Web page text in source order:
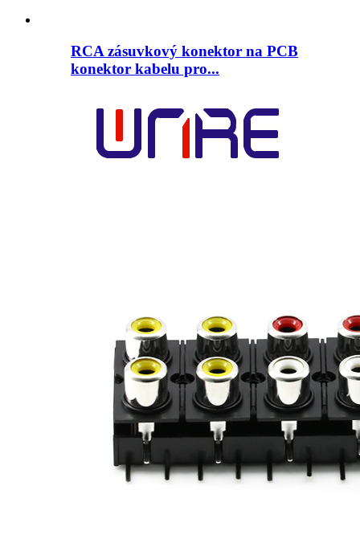
RCA zásuvkový konektor na PCB
konektor kabelu pro...